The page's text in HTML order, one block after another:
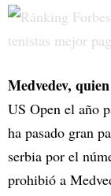
Medvedev,
US Open el año
ha pasado gran
serbia por el
prohibió a